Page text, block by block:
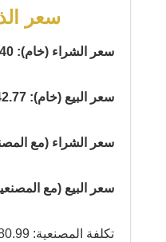
سعر
سعر الشراء (خام): 1,012.40 ليرة تركية
سعر البيع (خام): 1,042.77 ليرة تركية
سعر الشراء (مع المصنعية): 1,093.39
سعر البيع (مع المصنعية): 1,126.20 ليرة
تكلفة المصنعية: 80.99 ليرة تركية